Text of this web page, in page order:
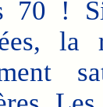
70 !
la